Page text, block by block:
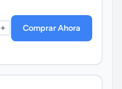
+ Comprar Ahora